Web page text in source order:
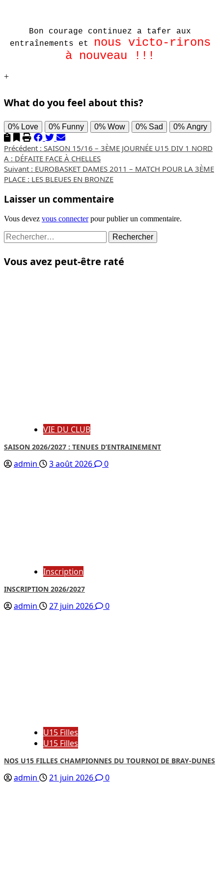
Bon courage continuez a tafer aux
entraînements et
nous victo-rirons
à nouveau !!!
+
What do you feel about this?
0% Love 0% Funny 0% Wow 0% Sad 0% Angry
Navigation
d’article
Précédent : SAISON 15/16 – 3ÈME JOURNÉE U15 DIV 1 NORD
A : DÉFAITE FACE À CHELLES
Suivant : EUROBASKET DAMES 2011 – MATCH POUR LA 3ÈME
PLACE : LES BLEUES EN BRONZE
Laisser un commentaire
Vous devez vous connecterpour publier un commentaire.
Rechercher :
Vous avez peut-être raté
VIE DU CLUB
SAISON 2026/2027 : TENUES D’ENTRAINEMENT
admin 3 août 2026 0
Inscription
INSCRIPTION 2026/2027
admin 27 juin 2026 0
U15 Filles
U15 Filles
NOS U15 FILLES CHAMPIONNES DU TOURNOI DE BRAY-DUNES
admin 21 juin 2026 0